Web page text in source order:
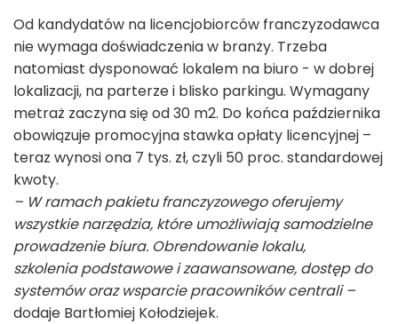
Od kandydatów na licencjobiorców franczyzodawca
nie wymaga doświadczenia w branży. Trzeba
natomiast dysponować lokalem na biuro - w dobrej
lokalizacji, na parterze i blisko parkingu. Wymagany
metraż zaczyna się od 30 m2. Do końca października
obowiązuje promocyjna stawka opłaty licencyjnej –
teraz wynosi ona 7 tys. zł, czyli 50 proc. standardowej
kwoty.
– W ramach pakietu franczyzowego oferujemy
wszystkie narzędzia, które umożliwiają samodzielne
prowadzenie biura. Obrendowanie lokalu,
szkolenia podstawowe i zaawansowane, dostęp do
systemów oraz wsparcie pracowników centrali –
dodaje Bartłomiej Kołodziejek.